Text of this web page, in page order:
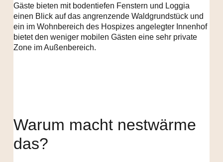
Gäste bieten mit bodentiefen Fenstern und Loggia
einen Blick auf das angrenzende Waldgrundstück und
ein im Wohnbereich des Hospizes angelegter Innenhof
bietet den weniger mobilen Gästen eine sehr private
Zone im Außenbereich.
Warum macht nestwärme
das?